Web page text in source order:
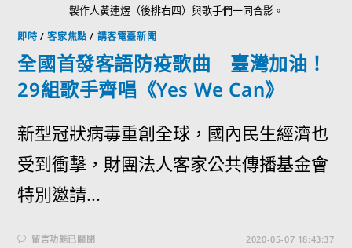
製作人黃連煜（後排右四）與歌手們一同合影。
即時 /客家焦點 / 講客電臺新聞
全國首發客語防疫歌曲 臺灣加油！
29組歌手齊唱《Yes We Can》
新型冠狀病毒重創全球，國內民生經濟也
受到衝擊，財團法人客家公共傳播基金會
特別邀請...
留言功能已關閉 2020-05-07 18:43:37